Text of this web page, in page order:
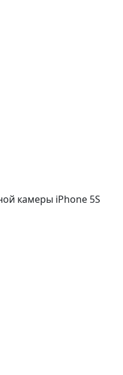
камеры iPhone 5S